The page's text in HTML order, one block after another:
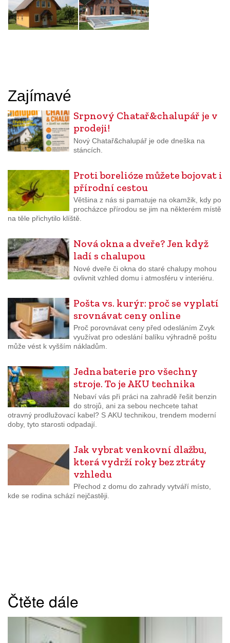
Zajímavé
Srpnový Chatař&chalupář je v
prodeji!
Nový Chatař&chalupář je ode dneška na
stáncích.
Proti borelióze můžete bojovat i
přírodní cestou
Většina z nás si pamatuje na okamžik, kdy po
procházce přírodou se jim na některém místě
na těle přichytilo klíště.
Nová okna a dveře? Jen když
ladí s chalupou
Nové dveře či okna do staré chalupy mohou
ovlivnit vzhled domu i atmosféru v interiéru.
Pošta vs. kurýr: proč se vyplatí
srovnávat ceny online
Proč porovnávat ceny před odesláním Zvyk
využívat pro odeslání balíku výhradně poštu
může vést k vyšším nákladům.
Jedna baterie pro všechny
stroje. To je AKU technika
Nebaví vás při práci na zahradě řešit benzin
do strojů, ani za sebou nechcete tahat
otravný prodlužovací kabel? S AKU technikou, trendem moderní
doby, tyto starosti odpadají.
Jak vybrat venkovní dlažbu,
která vydrží roky bez ztráty
vzhledu
Přechod z domu do zahrady vytváří místo,
kde se rodina schází nejčastěji.
Čtěte dále